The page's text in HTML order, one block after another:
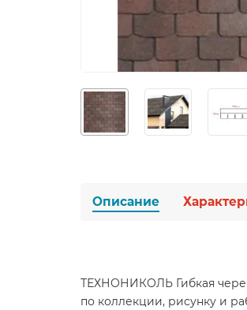
Описание
ТЕХНОНИКОЛЬ Гибкая
по коллекции, рисунку и